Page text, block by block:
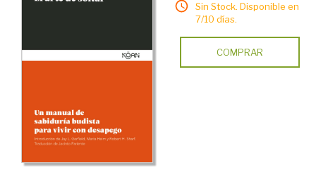
Sin Stock. Disponible en
7/10 días.
COMPRAR